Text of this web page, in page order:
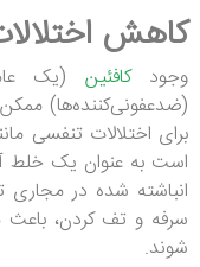
کاهش
وجودکافئین (یک
(ضدعفونی‌کننده‌ها)
برای اختلالات تنفسی
است به عنوان یک خلط
انباشته شده در
سرفه و تف کردن،
شوند.